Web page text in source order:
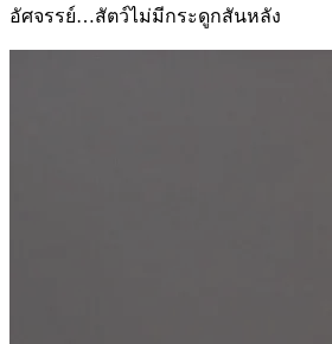
อัศจรรย์…สัตว์ไม่มีกระดูกสันหลัง